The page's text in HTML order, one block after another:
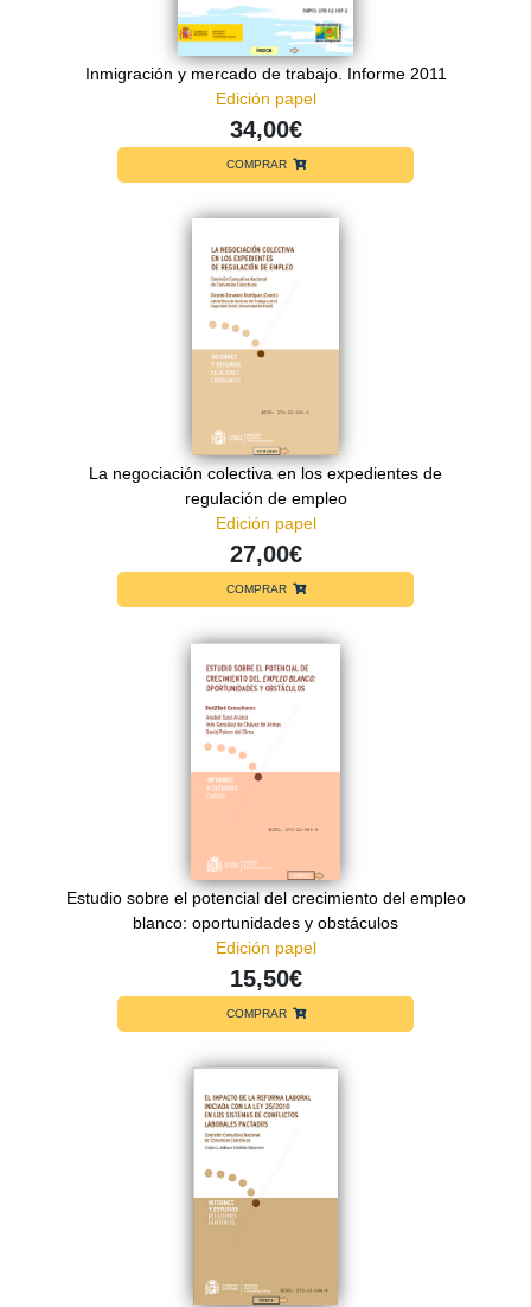
Inmigración y mercado de trabajo. Informe 2011
Edición papel
34,00€
COMPRAR
La negociación colectiva en los expedientes de
regulación de empleo
Edición papel
27,00€
COMPRAR
Estudio sobre el potencial del crecimiento del empleo
blanco: oportunidades y obstáculos
Edición papel
15,50€
COMPRAR